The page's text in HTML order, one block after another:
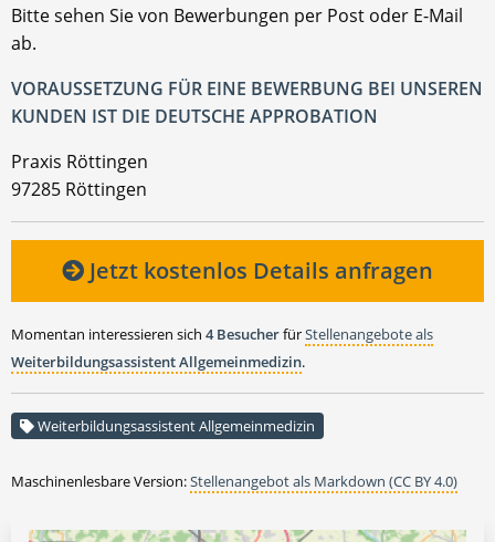
Bitte sehen Sie von Bewerbungen per Post oder E-Mail
ab.
VORAUSSETZUNG FÜR EINE BEWERBUNG BEI UNSEREN
KUNDEN IST DIE DEUTSCHE APPROBATION
Praxis Röttingen
97285 Röttingen
Jetzt kostenlos Details anfragen
Momentan interessieren sich 4 BesucherfürStellenangebote als
Weiterbildungsassistent Allgemeinmedizin.
Weiterbildungsassistent Allgemeinmedizin
Maschinenlesbare Version:Stellenangebot als Markdown (CC BY 4.0)